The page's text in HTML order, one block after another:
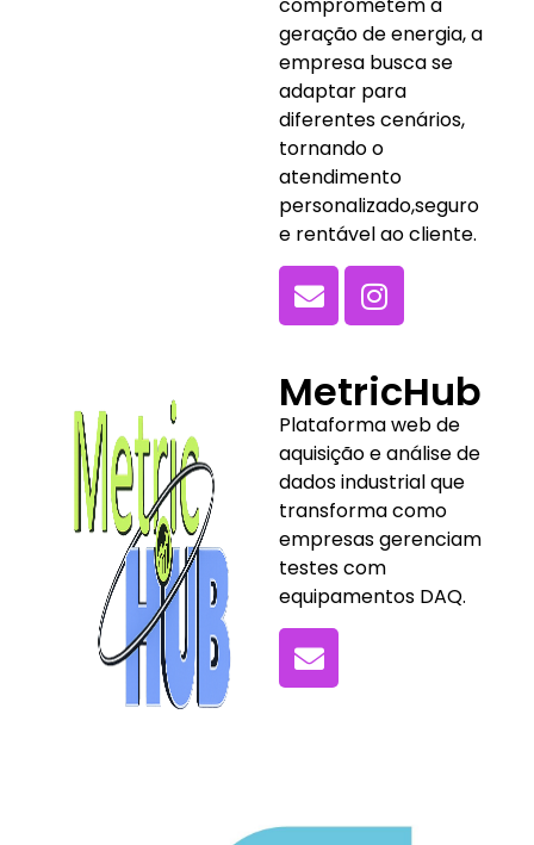
geração de energia, a
empresa busca se
adaptar para
diferentes cenários,
tornando o
atendimento
personalizado,seguro
e rentável ao cliente.
MetricHub
Plataforma web de
aquisição e análise de
dados industrial que
transforma como
empresas gerenciam
testes com
equipamentos DAQ.